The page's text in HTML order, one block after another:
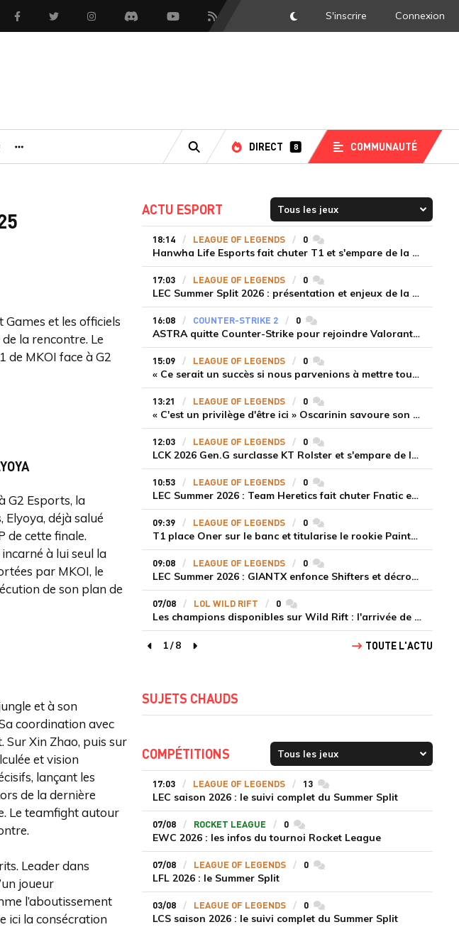
FacebookTwitter InstagramDiscord YoutubeFlux RSS DarkMode
S'inscrire Connexion
RECHERCHE
DIRECT 8 COMMUNAUTÉ
et les officiels
la rencontre. Le
de MKOI face à G2
G2 Esports, la
Elyoya, déjà salué
de cette finale.
à lui seul la
par MKOI, le
de son plan de
et à son
coordination avec
Xin Zhao, puis sur
et vision
lançant les
de la dernière
Le teamfight autour
Leader dans
joueur
l’aboutissement
ici la consécration
ACTU ESPORT
18:14 LEAGUE OF LEGENDS 0commentaires
Hanwha Life Esports fait chuter T1 et s'empare de la deuxième place du Legend Group
17:03 LEAGUE OF LEGENDS 0commentaires
LEC Summer Split 2026 : présentation et enjeux de la troisième semaine de compétition
16:08 COUNTER-STRIKE 2 0commentaires
ASTRA quitte Counter-Strike pour rejoindre Valorant et la scène compétitive Game Changers
15:09 LEAGUE OF LEGENDS 0commentaires
« Ce serait un succès si nous parvenions à mettre tous les joueurs à niveau pour espérer atteindre les playoffs », Nukeduck et Mithy après la victoire de Team Heretics
13:21 LEAGUE OF LEGENDS 0commentaires
« C'est un privilège d'être ici » Oscarinin savoure son retour en LEC et prépare sa revanche
12:03 LEAGUE OF LEGENDS 0commentaires
LCK 2026 Gen.G surclasse KT Rolster et s'empare de la deuxième place du Legend Group
10:53 LEAGUE OF LEGENDS 0commentaires
LEC Summer 2026 : Team Heretics fait chuter Fnatic et lance enfin sa saison estivale
09:39 LEAGUE OF LEGENDS 0commentaires
T1 place Oner sur le banc et titularise le rookie Painter face à Hanwha Life Esports
09:08 LEAGUE OF LEGENDS 0commentaires
LEC Summer 2026 : GIANTX enfonce Shifters et décroche sa première victoire
07/08 LOL WILD RIFT 0commentaires
Les champions disponibles sur Wild Rift : l'arrivée de Cho'Gath
page précédente
1/8
page suivante
TOUTE L'ACTU
SUJETS CHAUDS
COMPÉTITIONS
17:03 LEAGUE OF LEGENDS 13commentaires
LEC saison 2026 : le suivi complet du Summer Split
07/08 ROCKET LEAGUE 0commentaires
EWC 2026 : les infos du tournoi Rocket League
07/08 LEAGUE OF LEGENDS 0commentaires
LFL 2026 : le Summer Split
03/08 LEAGUE OF LEGENDS 0commentaires
LCS saison 2026 : le suivi complet du Summer Split